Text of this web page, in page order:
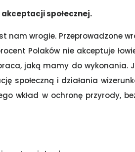
społecznej.
nam wrogie. Przeprowadzone
Polaków nie akceptuje
jaką mamy do wykonania.
społeczną i działania
wkład w ochronę przyrody,